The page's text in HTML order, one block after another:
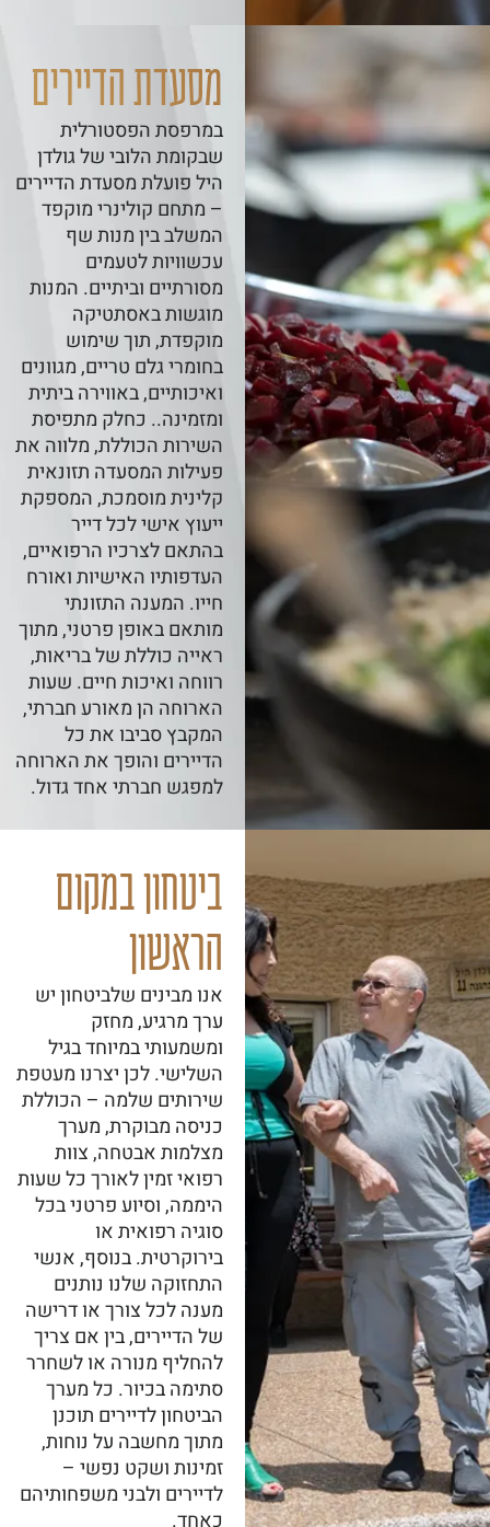
מסעדת הדיירים
במרפסת הפסטורלית
שבקומת הלובי של גולדן
היל פועלת מסעדת הדיירים
– מתחם קולינרי מוקפד
המשלב בין מנות שף
עכשוויות לטעמים
מסורתיים וביתיים. המנות
מוגשות באסתטיקה
מוקפדת, תוך שימוש
בחומרי גלם טריים, מגוונים
ואיכותיים, באווירה ביתית
ומזמינה.. כחלק מתפיסת
השירות הכוללת, מלווה את
פעילות המסעדה תזונאית
קלינית מוסמכת, המספקת
ייעוץ אישי לכל דייר
בהתאם לצרכיו הרפואיים,
העדפותיו האישיות ואורח
חייו. המענה התזונתי
מותאם באופן פרטני, מתוך
ראייה כוללת של בריאות,
רווחה ואיכות חיים. שעות
הארוחה הן מאורע חברתי,
המקבץ סביבו את כל
הדיירים והופך את הארוחה
למפגש חברתי אחד גדול.
ביטחון במקום
הראשון
אנו מבינים שלביטחון יש
ערך מרגיע, מחזק
ומשמעותי במיוחד בגיל
השלישי. לכן יצרנו מעטפת
שירותים שלמה – הכוללת
כניסה מבוקרת, מערך
מצלמות אבטחה, צוות
רפואי זמין לאורך כל שעות
היממה, וסיוע פרטני בכל
סוגיה רפואית או
בירוקרטית. בנוסף, אנשי
התחזוקה שלנו נותנים
מענה לכל צורך או דרישה
של הדיירים, בין אם צריך
להחליף מנורה או לשחרר
סתימה בכיור. כל מערך
הביטחון לדיירים תוכנן
מתוך מחשבה על נוחות,
זמינות ושקט נפשי –
לדיירים ולבני משפחותיהם